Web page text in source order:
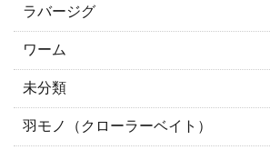
ラバージグ
ワーム
未分類
羽モノ（クローラーベイト）